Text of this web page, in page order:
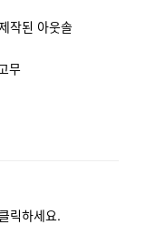
작된 아웃솔
무
릭하세요.